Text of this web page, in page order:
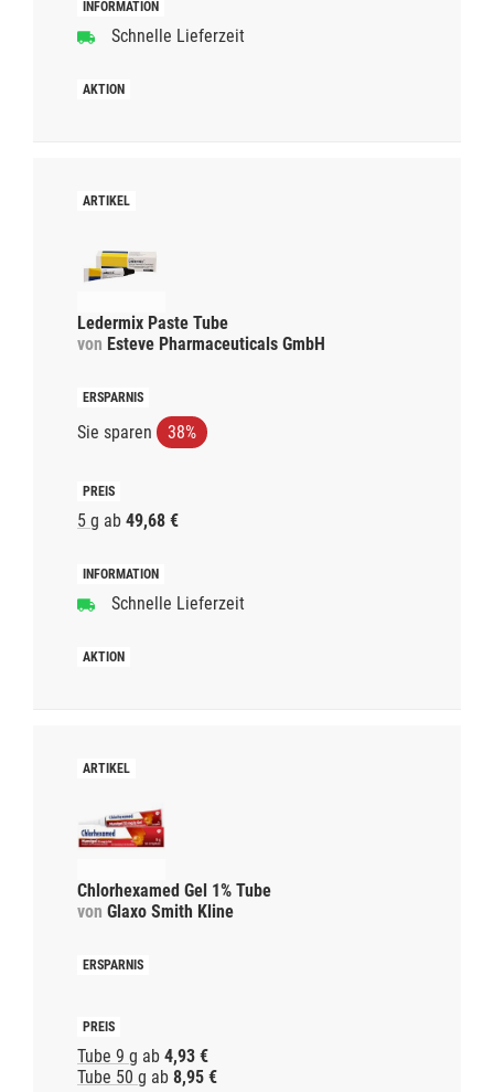
Schnelle Lieferzeit
Ledermix Paste Tube
von Esteve Pharmaceuticals GmbH
Sie sparen 38%
5 g ab 49,68 €
Schnelle Lieferzeit
Chlorhexamed Gel 1% Tube
von Glaxo Smith Kline
Tube 9 g ab 4,93 €
Tube 50 g ab 8,95 €